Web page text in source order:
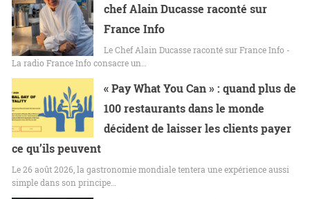
chef Alain Ducasse raconté sur
France Info
Le Chef Alain Ducasse raconté sur France Info -
La radio France Info consacre un…
« Pay What You Can » : quand plus de
100 restaurants dans le monde
décident de laisser les clients payer
ce qu’ils peuvent
Le 26 août 2026, la gastronomie mondiale tentera une expérience aussi
simple dans son principe…